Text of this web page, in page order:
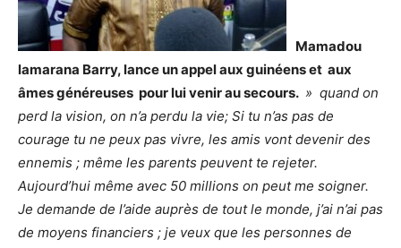
Mamadou
lamarana Barry, lance un appel aux guinéens et aux
âmes généreuses pour lui venir au secours. » quand on
perd la vision, on n’a perdu la vie; Si tu n’as pas de
courage tu ne peux pas vivre, les amis vont devenir des
ennemis ; même les parents peuvent te rejeter.
Aujourd’hui même avec 50 millions on peut me soigner.
Je demande de l’aide auprès de tout le monde, j’ai n’ai pas
de moyens financiers ; je veux que les personnes de